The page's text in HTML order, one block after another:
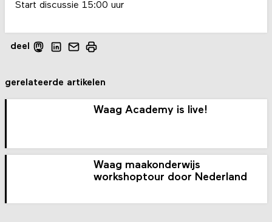
Start discussie 15:00 uur
deel
gerelateerde artikelen
Waag Academy is live!
Waag maakonderwijs
workshoptour door Nederland